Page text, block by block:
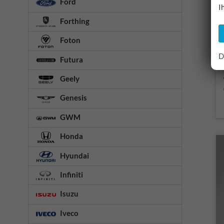
Forthing
Foton
Futura
Geely
Genesis
GWM
Honda
Hyundai
Infiniti
Isuzu
Iveco